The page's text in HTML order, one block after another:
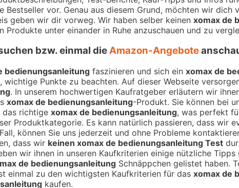
Bestseller vor. Genau aus diesem Grund, möchten wir
geben wir dir vorweg. Wir haben selber keinen xomax de
Produkte unter einander in Ruhe anzuschauen und zu
bzw. einmal dieAmazon-Angebote
bedienungsanleitung faszinieren und sich ein xomax de
Punkte zu beachten. Auf dieser Webseite
. In unserem hochwertigen Kaufratgeber erläutern wir
xomax de bedienungsanleitung-Produkt. Sie können bei
das richtige xomax de bedienungsanleitung, was perfekt
Produktkategorie. Es kann natürlich passieren, dass wir
können Sie uns jederzeit und ohne Probleme
dass wir keinen xomax de bedienungsanleitung Test
wir ihnen in unseren Kaufkriterien einige nützliche
de bedienungsanleitung Schnäppchen gelistet haben.
einmal zu den wichtigsten Kaufkriterien für das xomax de
kaufen.